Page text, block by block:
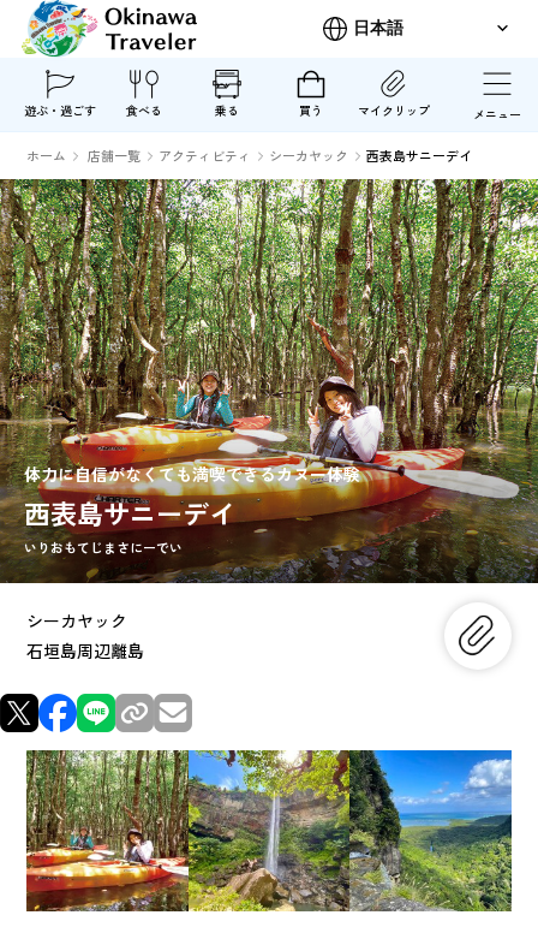
遊ぶ・過ごす 食べる 乗る 買う マイクリップ メニュー
ホーム 店舗一覧 アクティビティ シーカヤック 西表島サニーデイ
体力に自信がなくても満喫できるカヌー体験
西表島サニーデイ
いりおもてじまさにーでい
シーカヤック
石垣島周辺離島